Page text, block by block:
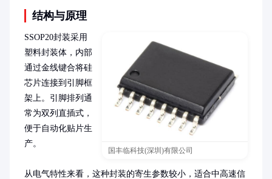
结构与原理
国丰临科技(深圳)有限公司
SSOP20封装采用
塑料封装体，内部
通过金线键合将硅
芯片连接到引脚框
架上。引脚排列通
常为双列直插式，
便于自动化贴片生
产。
从电气特性来看，这种封装的寄生参数较小，适合中高速信